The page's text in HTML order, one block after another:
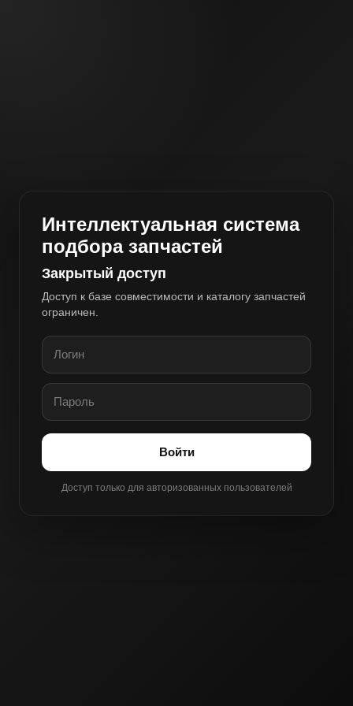
Интеллектуальная система
подбора запчастей
Закрытый доступ
Доступ к базе совместимости и каталогу запчастей
ограничен.
Войти
Доступ только для авторизованных пользователей